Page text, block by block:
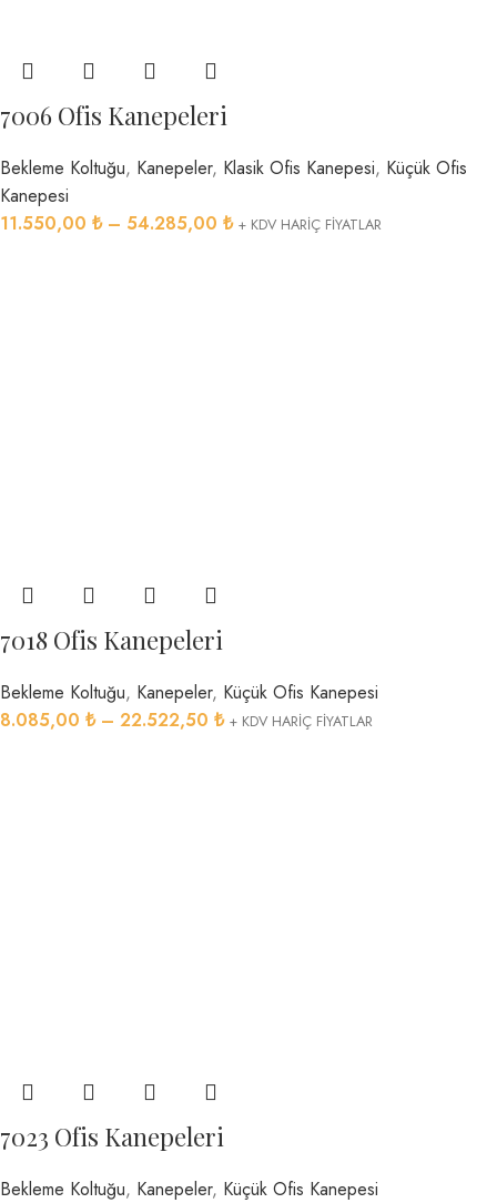
7006 Ofis Kanepeleri
Bekleme Koltuğu, Kanepeler, Klasik Ofis Kanepesi, Küçük Ofis
Kanepesi
11.550,00 ₺ – 54.285,00 ₺ + KDV HARİÇ FİYATLAR
7018 Ofis Kanepeleri
Bekleme Koltuğu, Kanepeler, Küçük Ofis Kanepesi
8.085,00 ₺ – 22.522,50 ₺ + KDV HARİÇ FİYATLAR
7023 Ofis Kanepeleri
Bekleme Koltuğu, Kanepeler, Küçük Ofis Kanepesi